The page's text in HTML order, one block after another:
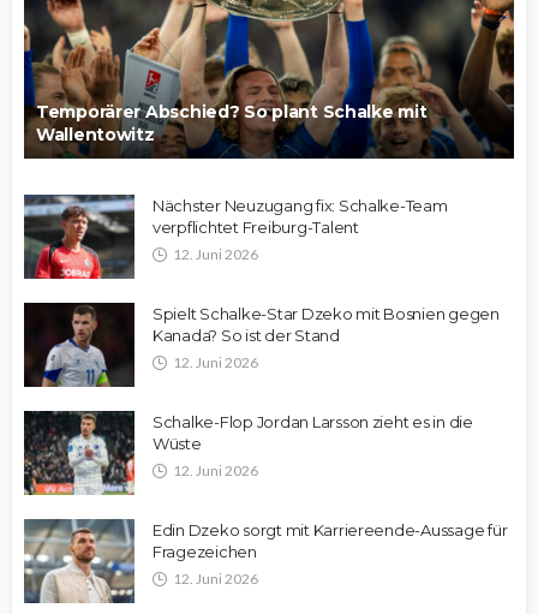
Temporärer Abschied? So plant Schalke mit
Wallentowitz
Nächster Neuzugang fix: Schalke-Team
verpflichtet Freiburg-Talent
12. Juni 2026
Spielt Schalke-Star Dzeko mit Bosnien gegen
Kanada? So ist der Stand
12. Juni 2026
Schalke-Flop Jordan Larsson zieht es in die
Wüste
12. Juni 2026
Edin Dzeko sorgt mit Karriereende-Aussage für
Fragezeichen
12. Juni 2026